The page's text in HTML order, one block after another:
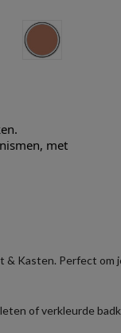
met
Kasten. Perfect
of verkleurde